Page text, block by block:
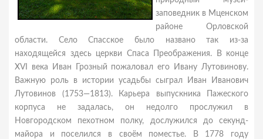
заповедник в Мценском
районе Орловской
области. Село Спасское было названо так из-за
находящейся здесь церкви Спаса Преображения. В конце
XVI века Иван Грозный пожаловал его Ивану Лутовинову.
Важную роль в истории усадьбы сыграл Иван Иванович
Лутовинов (1753—1813). Карьера выпускника Пажеского
корпуса не задалась, он недолго прослужил в
Новгородском пехотном полку, дослужился до секунд-
майора и поселился в своём поместье. В 1778 году